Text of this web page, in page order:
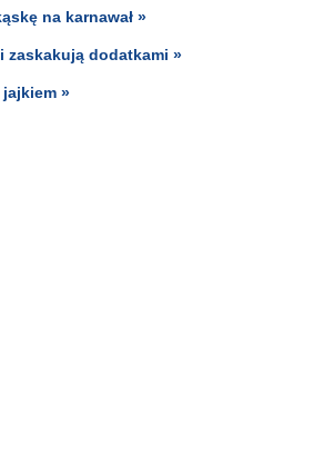
na karnawał »
zaskakują dodatkami »
»